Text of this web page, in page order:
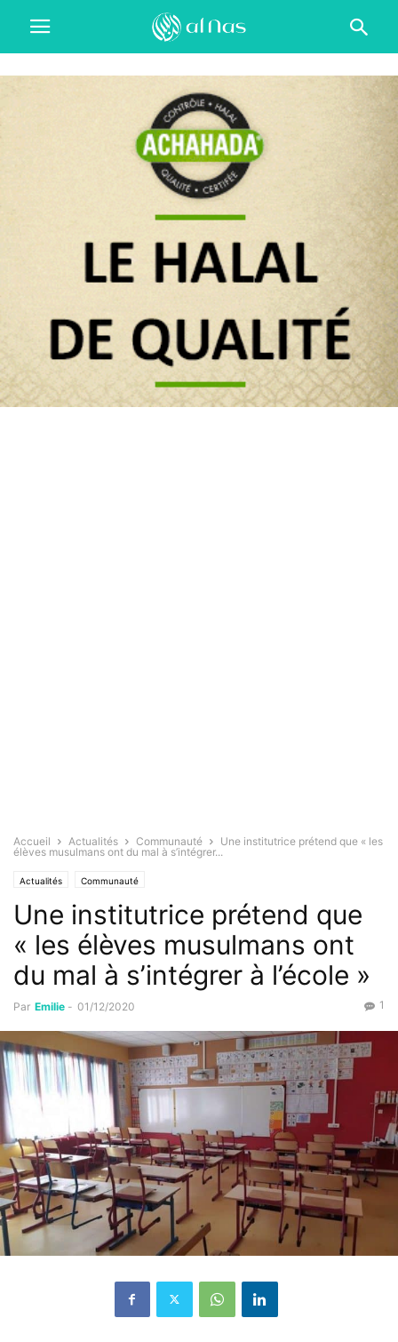
Accueil Actualités Communauté
Une institutrice prétend que « les
élèves musulmans ont du mal à s’intégrer...
Actualités Communauté
Une institutrice prétend que
« les élèves musulmans ont
du mal à s’intégrer à l’école »
Par Emilie - 01/12/2020 1